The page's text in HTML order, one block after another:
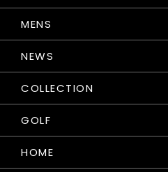
MENS
NEWS
COLLECTION
GOLF
HOME